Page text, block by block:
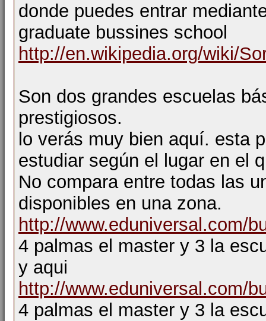
donde puedes entrar
graduate bussines school
http://en.wikipedia.org/wiki/
Son dos grandes escuelas
prestigiosos.
lo verás muy bien aquí. esta
estudiar según el lugar en el
No compara entre todas las
disponibles en una zona.
http://www.eduniversal.com/
4 palmas el master y 3 la
y aqui
http://www.eduniversal.com/
4 palmas el master y 3 la